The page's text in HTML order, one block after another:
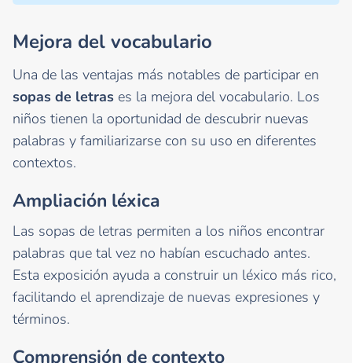
Mejora del vocabulario
Una de las ventajas más notables de participar en
sopas de letras es la mejora del vocabulario. Los
niños tienen la oportunidad de descubrir nuevas
palabras y familiarizarse con su uso en diferentes
contextos.
Ampliación léxica
Las sopas de letras permiten a los niños encontrar
palabras que tal vez no habían escuchado antes.
Esta exposición ayuda a construir un léxico más rico,
facilitando el aprendizaje de nuevas expresiones y
términos.
Comprensión de contexto